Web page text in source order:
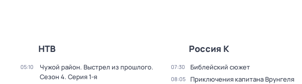
НТВ
05:10 Чужой район. Выстрел из прошлого.
Сезон 4. Серия 1-я
Россия К
07:30 Библейский сюжет
08:05 Приключения капитана Врунгеля